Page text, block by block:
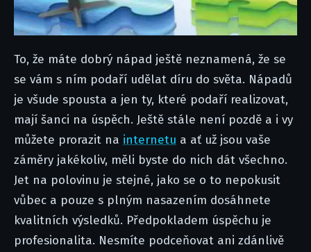
To, že máte dobrý nápad ještě neznamená, že se
se vám s ním podaří udělat díru do světa. Nápadů
je všude spousta a jen ty, které podaří realizovat,
mají šanci na úspěch. Ještě stále není pozdě a i vy
můžete prorazit na internetu a ať už jsou vaše
záměry jakékoliv, měli byste do nich dát všechno.
Jet na polovinu je stejné, jako se o to nepokusit
vůbec a pouze s plným nasazením dosáhnete
kvalitních výsledků. Předpokladem úspěchu je
profesionalita. Nesmíte podceňovat ani zdánlivě